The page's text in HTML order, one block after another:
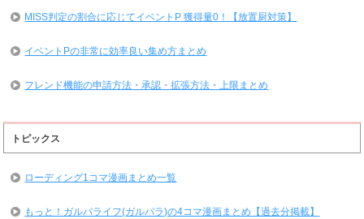
MISS判定の割合に応じてイベントP 獲得量0！【放置厨対策】
イベントPの非常に効率良い集め方まとめ
フレンド機能の申請方法・承認・拡張方法・上限まとめ
トピックス
ローディング1コマ漫画まとめ一覧
もっと！ガルパライフ(ガルパラ)の4コマ漫画まとめ【過去分掲載】